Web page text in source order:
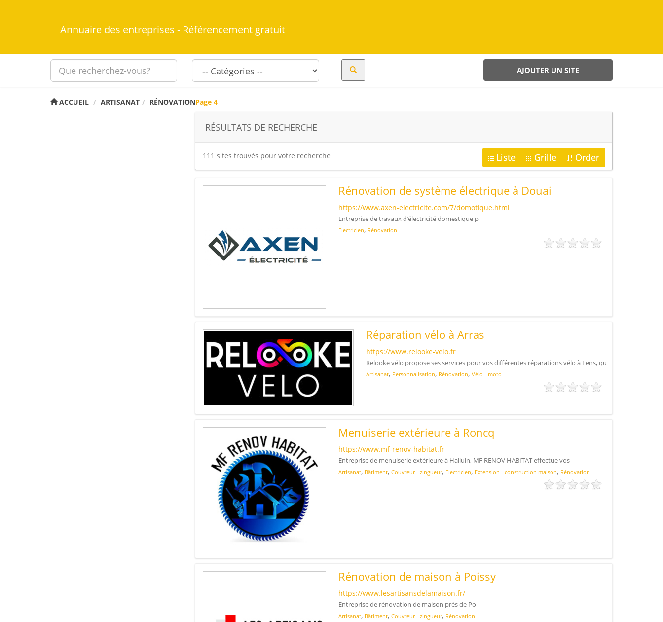
Annuaire des entreprises - Référencement gratuit
AJOUTER UN SITE
ACCUEIL ARTISANAT RÉNOVATIONPage 4
RÉSULTATS DE RECHERCHE
111 sites trouvés pour votre recherche Liste Grille Order
Rénovation de système électrique à Douai
https://www.axen-electricite.com/7/domotique.html
Entreprise de travaux d’électricité domestique p
Electricien, Rénovation
Réparation vélo à Arras
https://www.relooke-velo.fr
Relooke vélo propose ses services pour vos différentes réparations vélo à Lens, qu
Artisanat, Personnalisation, Rénovation, Vélo - moto
Menuiserie extérieure à Roncq
https://www.mf-renov-habitat.fr
Entreprise de menuiserie extérieure à Halluin, MF RENOV HABITAT effectue vos
Artisanat, Bâtiment, Couvreur - zingueur, Electricien, Extension - construction maison, Rénovation
Rénovation de maison à Poissy
https://www.lesartisansdelamaison.fr/
Entreprise de rénovation de maison près de Po
Artisanat, Bâtiment, Couvreur - zingueur, Rénovation